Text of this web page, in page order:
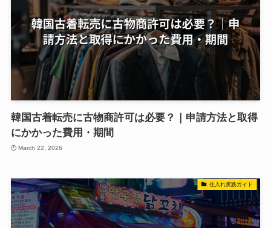
韓国古着転売に古物商許可は必要？｜申請方法と取得
にかかった費用・期間
March 22, 2026
仕入れ実践ガイド